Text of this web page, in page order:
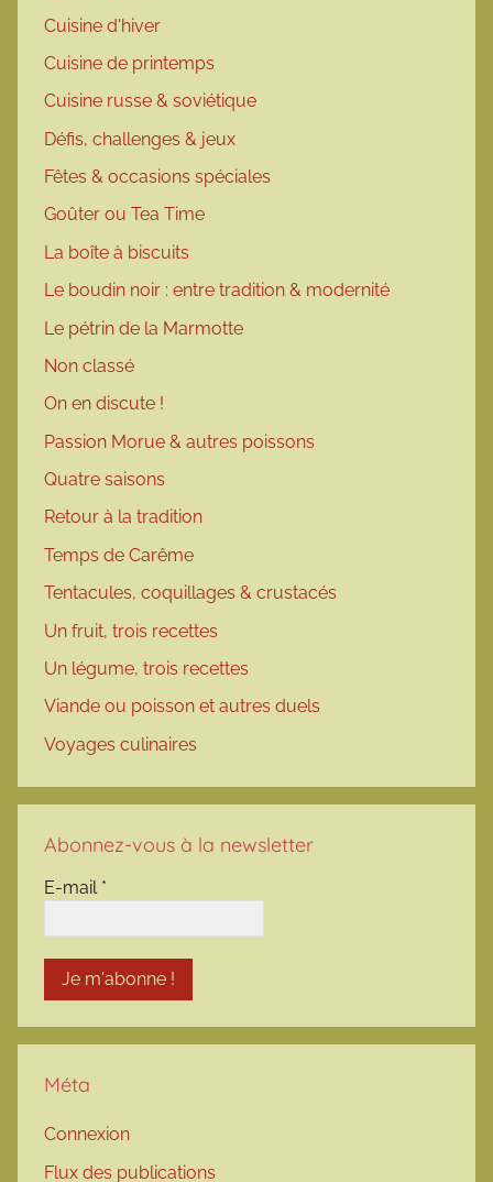
Cuisine d'hiver
Cuisine de printemps
Cuisine russe & soviétique
Défis, challenges & jeux
Fêtes & occasions spéciales
Goûter ou Tea Time
La boîte à biscuits
Le boudin noir : entre tradition & modernité
Le pétrin de la Marmotte
Non classé
On en discute !
Passion Morue & autres poissons
Quatre saisons
Retour à la tradition
Temps de Carême
Tentacules, coquillages & crustacés
Un fruit, trois recettes
Un légume, trois recettes
Viande ou poisson et autres duels
Voyages culinaires
Abonnez-vous à la newsletter
E-mail *
Méta
Connexion
Flux des publications